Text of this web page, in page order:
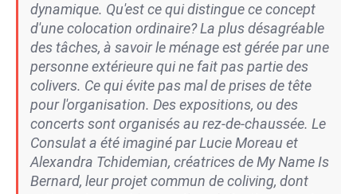
dynamique. Qu'est ce qui distingue ce concept
d'une colocation ordinaire? La plus désagréable
des tâches, à savoir le ménage est gérée par une
personne extérieure qui ne fait pas partie des
colivers. Ce qui évite pas mal de prises de tête
pour l'organisation. Des expositions, ou des
concerts sont organisés au rez-de-chaussée. Le
Consulat a été imaginé par Lucie Moreau et
Alexandra Tchidemian, créatrices de My Name Is
Bernard, leur projet commun de coliving, dont